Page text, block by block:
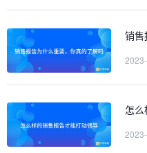
销售
怎么